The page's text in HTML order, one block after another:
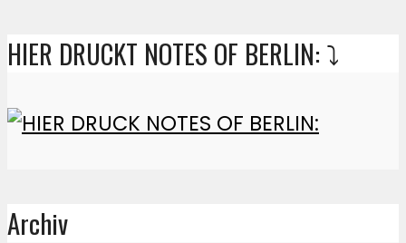
HIER DRUCKT NOTES OF BERLIN: ⤵️
Archiv